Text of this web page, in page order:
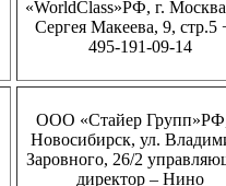
«WorldClass»РФ, г.
Сергея Макеева, 9, стр.5
495-191-09-14
ООО «Стайер
Новосибирск, ул.
Заровного, 26/2
директор – Нино